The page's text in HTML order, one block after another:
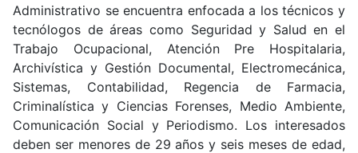
Administrativo se encuentra enfocada a los técnicos y
tecnólogos de áreas como Seguridad y Salud en el
Trabajo Ocupacional, Atención Pre Hospitalaria,
Archivística y Gestión Documental, Electromecánica,
Sistemas, Contabilidad, Regencia de Farmacia,
Criminalística y Ciencias Forenses, Medio Ambiente,
Comunicación Social y Periodismo. Los interesados
deben ser menores de 29 años y seis meses de edad,